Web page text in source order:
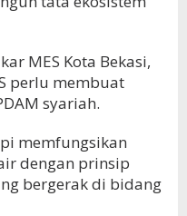
MES Kota Bekasi,
perlu membuat
syariah.
memfungsikan
dengan prinsip
bergerak di bidang